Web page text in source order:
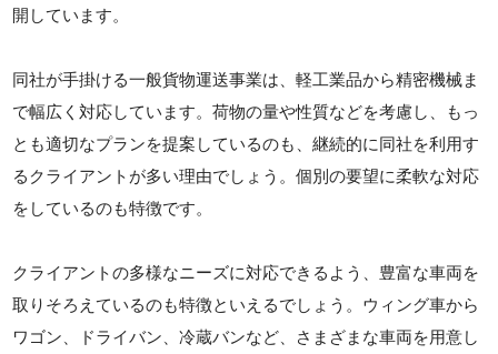
開しています。
同社が手掛ける一般貨物運送事業は、軽工業品から精密機械ま
で幅広く対応しています。荷物の量や性質などを考慮し、もっ
とも適切なプランを提案しているのも、継続的に同社を利用す
るクライアントが多い理由でしょう。個別の要望に柔軟な対応
をしているのも特徴です。
クライアントの多様なニーズに対応できるよう、豊富な車両を
取りそろえているのも特徴といえるでしょう。ウィング車から
ワゴン、ドライバン、冷蔵バンなど、さまざまな車両を用意し